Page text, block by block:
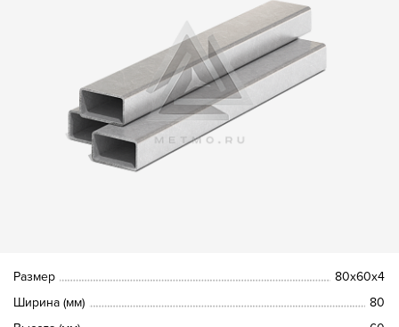
Размер
80х60х4
Ширина (мм)
80